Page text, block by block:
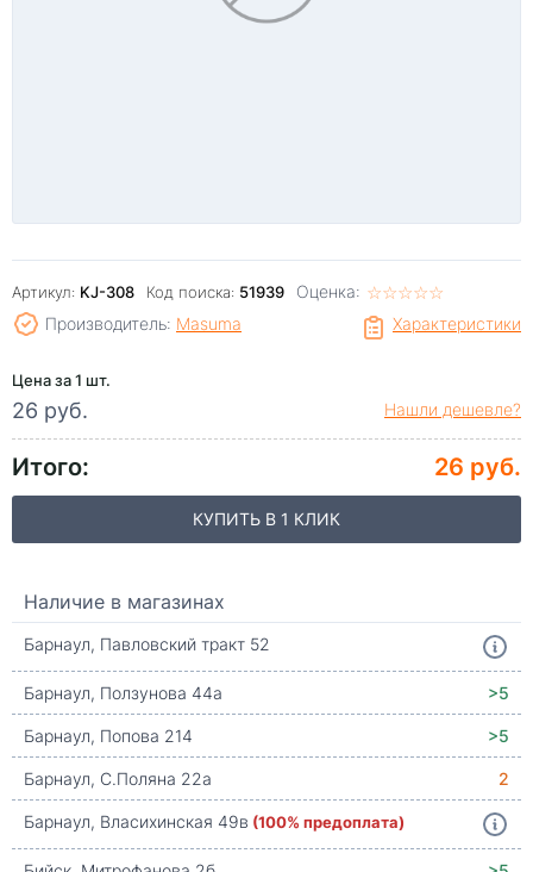
Артикул: KJ-308 Код поиска: 51939 Оценка: ☆☆☆☆☆
★★★★★
Характеристики
Производитель: Masuma
Цена за 1 шт.
26 руб. Нашли дешевле?
Итого: 26 руб.
КУПИТЬ В 1 КЛИК
Наличие в магазинах
Барнаул, Павловский тракт 52
Барнаул, Ползунова 44а
>5
Барнаул, Попова 214
>5
Барнаул, С.Поляна 22а
2
Барнаул, Власихинская 49в (100% предоплата)